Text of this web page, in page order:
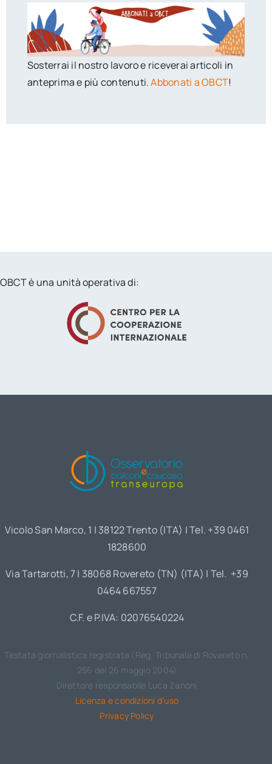
Sosterrai il nostro lavoro e riceverai articoli in
anteprima e più contenuti.Abbonati a OBCT!
OBCT è una unità operativa di:
Vicolo San Marco, 1 | 38122 Trento (ITA) | Tel. +39 0461
1828600
Via Tartarotti, 7 | 38068 Rovereto (TN) (ITA) | Tel. +39
0464 667557
C.F. e P.IVA: 02076540224
Testata giornalistica registrata (Reg. Tribunale di Rovereto n.
256 del 26 maggio 2004)
Direttore responsabile Luca Zanoni
Licenza e condizioni d’uso
Privacy Policy